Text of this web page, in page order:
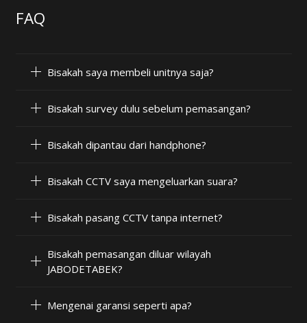
FAQ
Bisakah saya membeli unitnya saja?
Bisakah survey dulu sebelum pemasangan?
Bisakah dipantau dari handphone?
Bisakah CCTV saya mengeluarkan suara?
Bisakah pasang CCTV tanpa internet?
Bisakah pemasangan diluar wilayah
JABODETABEK?
Mengenai garansi seperti apa?